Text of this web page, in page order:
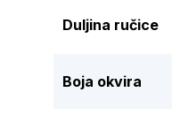
Duljina ručice
Boja okvira